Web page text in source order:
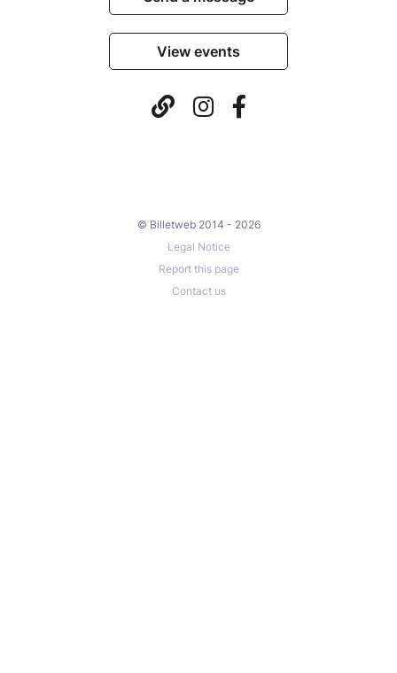
View events
© Billetweb 2014 - 2026
Legal Notice
Report this page
Contact us